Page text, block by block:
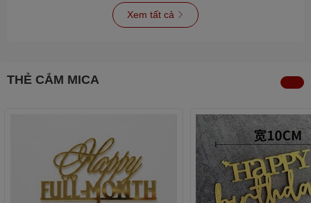
Xem tất cả
THẺ CẮM MICA